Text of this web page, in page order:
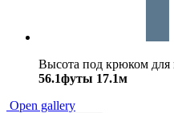
Высота под крюком для
56.1футы 17.1м
Open gallery